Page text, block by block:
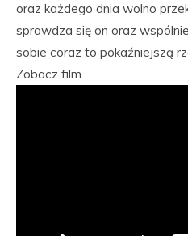
oraz każdego dnia wolno
sprawdza się on oraz
sobie coraz to pokaźniejszą
Zobacz film